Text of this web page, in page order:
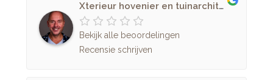
Xterieur hovenier en tuinarchitectuur
Bekijk alle beoordelingen
Recensie schrijven